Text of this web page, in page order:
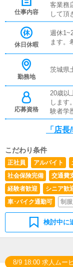
仕事内容
客業務
して頂
休日休暇
週休
ます。
勤務地
茨城県
応募資格
20歳以
します
験者学
方タト
ション
「店長
こだわり条件
正社員 アルバイト
社会保険完備
交通費
経験者歓迎
シニア歓
車･バイク通勤可
制
検討中に
8/9 18:00 求人ムー